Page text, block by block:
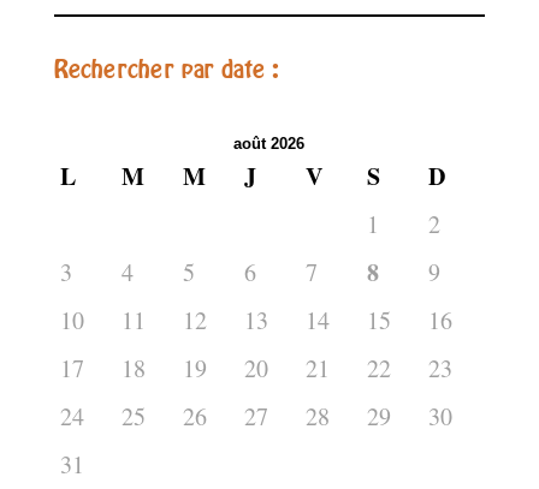
Rechercher par date :
août 2026
L M M J V S D
1
2
3
4 5 6 7 8
9
10
11 12 13 14 15
16
17
18 19 20 21 22
23
24
25 26 27 28 29
30
31